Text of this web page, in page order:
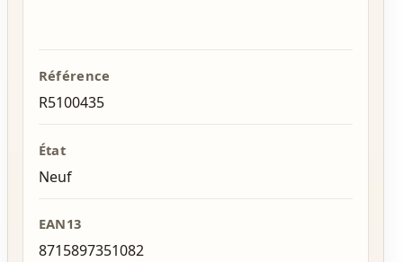
Référence
R5100435
État
Neuf
EAN13
8715897351082